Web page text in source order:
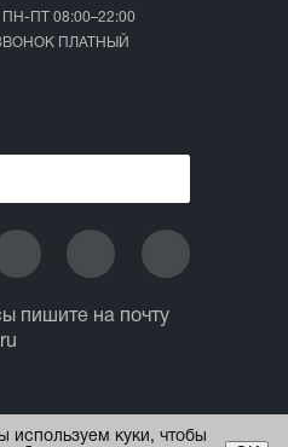
ПТ 08:00–22:00
ПЛАТНЫЙ
пишите на почту
© 2013 - 2026 ИП Ежов А.А.
используем куки, чтобы